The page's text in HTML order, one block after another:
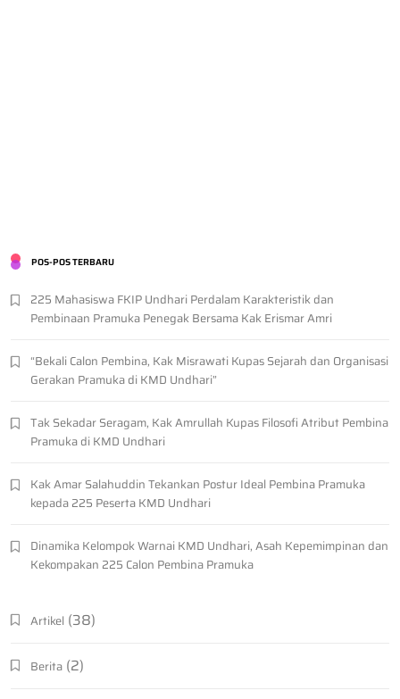
POS-POS TERBARU
225 Mahasiswa FKIP Undhari Perdalam Karakteristik dan
Pembinaan Pramuka Penegak Bersama Kak Erismar Amri
“Bekali Calon Pembina, Kak Misrawati Kupas Sejarah dan Organisasi
Gerakan Pramuka di KMD Undhari”
Tak Sekadar Seragam, Kak Amrullah Kupas Filosofi Atribut Pembina
Pramuka di KMD Undhari
Kak Amar Salahuddin Tekankan Postur Ideal Pembina Pramuka
kepada 225 Peserta KMD Undhari
Dinamika Kelompok Warnai KMD Undhari, Asah Kepemimpinan dan
Kekompakan 225 Calon Pembina Pramuka
Artikel (38)
Berita (2)